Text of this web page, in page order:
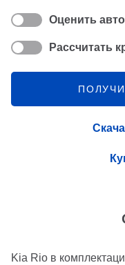
Kia Rio в
Оценить авто
Рассчитать